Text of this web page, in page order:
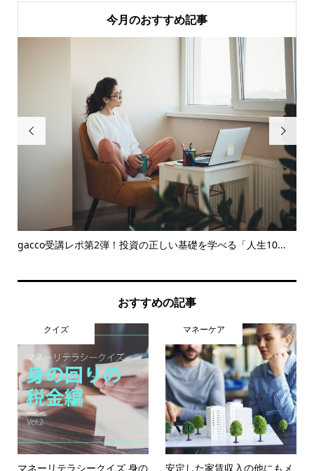
今月のおすすめ記事

gacco受講レポ第2弾！投資の正しい基礎を学べる「人生10...

おすすめの記事
クイズ
マネーリテラシークイズ 身の
マネーケア
安定した家賃収入の他にもメ